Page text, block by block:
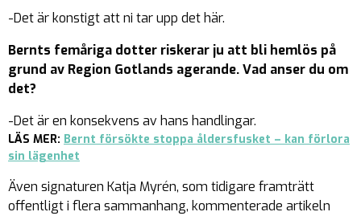
-Det är konstigt att ni tar upp det här.
Bernts femåriga dotter riskerar ju att bli hemlös på
grund av Region Gotlands agerande. Vad anser du om
det?
-Det är en konsekvens av hans handlingar.
LÄS MER: Bernt försökte stoppa åldersfusket – kan förlora
sin lägenhet
Även signaturen Katja Myrén, som tidigare framträtt
offentligt i flera sammanhang, kommenterade artikeln